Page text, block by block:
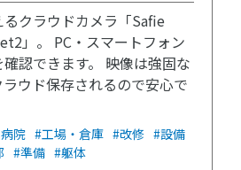
クラウドカメラ「Safie
」。 PC・スマートフォン
認できます。 映像は強固な
ウド保存されるので安心で
院 #工場・倉庫 #改修 #設備
#準備 #躯体